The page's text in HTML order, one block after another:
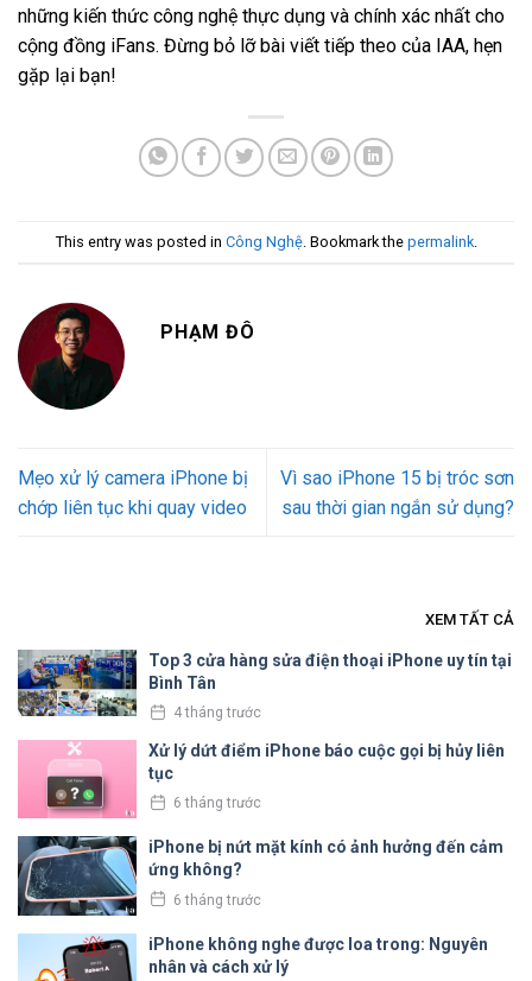
những kiến thức công nghệ thực dụng và chính xác nhất cho
cộng đồng iFans. Đừng bỏ lỡ bài viết tiếp theo của IAA, hẹn
gặp lại bạn!
This entry was posted in Công Nghệ. Bookmark the permalink.
PHẠM ĐÔ
Mẹo xử lý camera iPhone bị
chớp liên tục khi quay video
Vì sao iPhone 15 bị tróc sơn
sau thời gian ngắn sử dụng?
XEM TẤT CẢ
Top 3 cửa hàng sửa điện thoại iPhone uy tín tại
Bình Tân
4 tháng trước
Xử lý dứt điểm iPhone báo cuộc gọi bị hủy liên
tục
6 tháng trước
iPhone bị nứt mặt kính có ảnh hưởng đến cảm
ứng không?
6 tháng trước
iPhone không nghe được loa trong: Nguyên
nhân và cách xử lý